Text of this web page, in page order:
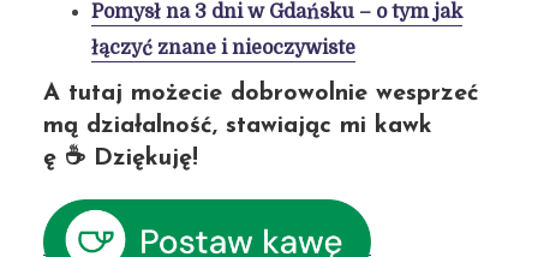
Pomysł na 3 dni w Gdańsku – o tym jak
łączyć znane i nieoczywiste
A tutaj możecie dobrowolnie wesprzeć
mą działalność, stawiając mi kawk
ę ☕ Dziękuję!